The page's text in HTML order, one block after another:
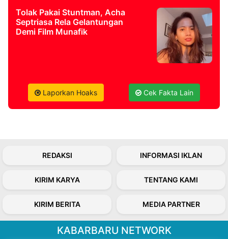
2026Tolak Pakai Stuntman, Acha
Septriasa Rela Gelantungan
Demi Film Munafik
Laporkan Hoaks Cek Fakta Lain
REDAKSI INFORMASI IKLAN
KIRIM KARYA TENTANG KAMI
KIRIM BERITA MEDIA PARTNER
KABARBARU NETWORK